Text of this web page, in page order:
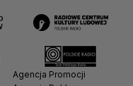
Agencja Promocji